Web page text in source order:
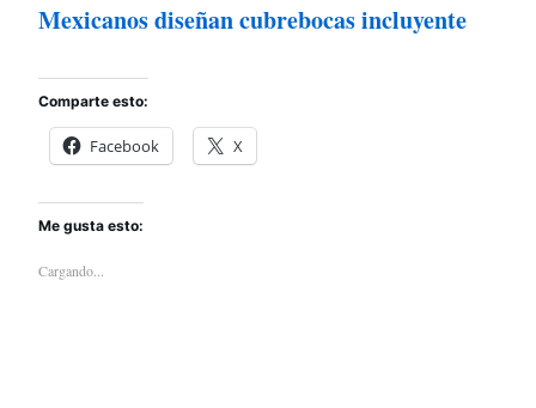
Mexicanos diseñan cubrebocas incluyente
Comparte esto:
Facebook X
Me gusta esto:
Cargando...